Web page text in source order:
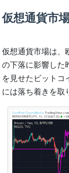
仮想通貨市
仮想通貨市場は、
の下落に影響した
を見せたビットコ
には落ち着きを取